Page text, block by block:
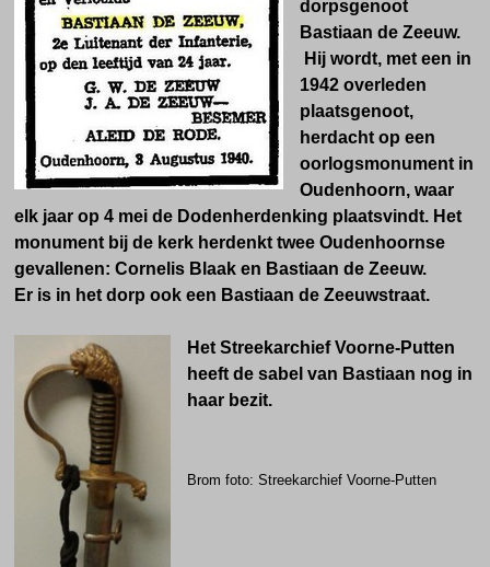
dorpsgenoot
Bastiaan de Zeeuw.
Hij wordt, met een in
1942 overleden
plaatsgenoot,
herdacht op een
oorlogsmonument in
Oudenhoorn, waar
elk jaar op 4 mei de Dodenherdenking plaatsvindt. Het
monument bij de kerk herdenkt twee Oudenhoornse
gevallenen: Cornelis Blaak en Bastiaan de Zeeuw.
Er is in het dorp ook een Bastiaan de Zeeuwstraat.
Het Streekarchief Voorne-Putten
heeft de sabel van Bastiaan nog in
haar bezit.
Brom foto: Streekarchief Voorne-Putten